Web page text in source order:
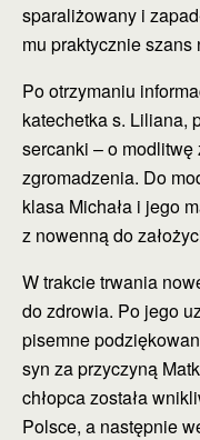
sparaliżowany i
mu praktycznie szans
Po otrzymaniu
katechetka s. Liliana,
sercanki – o modlitwę
zgromadzenia. Do
klasa Michała i jego
z nowenną do
W trakcie trwania
do zdrowia. Po jego
pisemne
syn za przyczyną
chłopca została
Polsce, a następnie